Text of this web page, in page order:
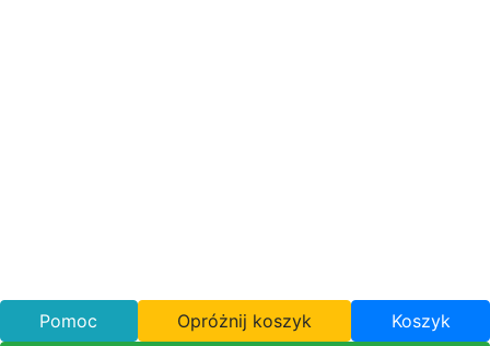
Pomoc Opróżnij koszyk Koszyk